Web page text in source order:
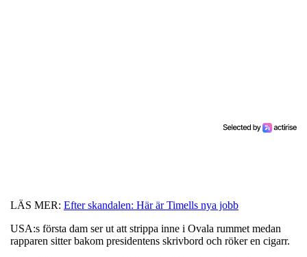
LÄS MER: Efter skandalen: Här är Timells nya jobb
USA:s första dam ser ut att strippa inne i Ovala rummet medan
rapparen sitter bakom presidentens skrivbord och röker en cigarr.